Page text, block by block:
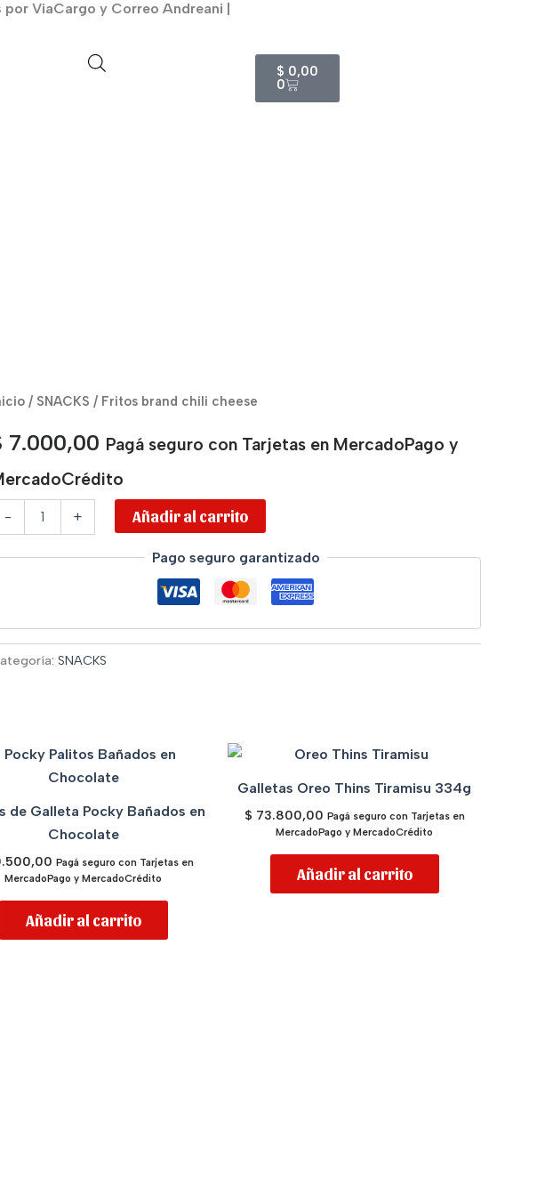
ViaCargo y Correo Andreani |
$ 0,00
0
Cart
/ SNACKS / Fritos brand chili cheese
7.000,00 Pagá seguro con Tarjetas en MercadoPago y
- + Añadir al carrito
Pago seguro garantizado
SNACKS
de Galleta Pocky Bañados en
Chocolate
Pagá seguro con Tarjetas en
MercadoPago y MercadoCrédito
Añadir al carrito
Galletas Oreo Thins Tiramisu 334g
$ 73.800,00 Pagá seguro con Tarjetas en
MercadoPago y MercadoCrédito
Añadir al carrito